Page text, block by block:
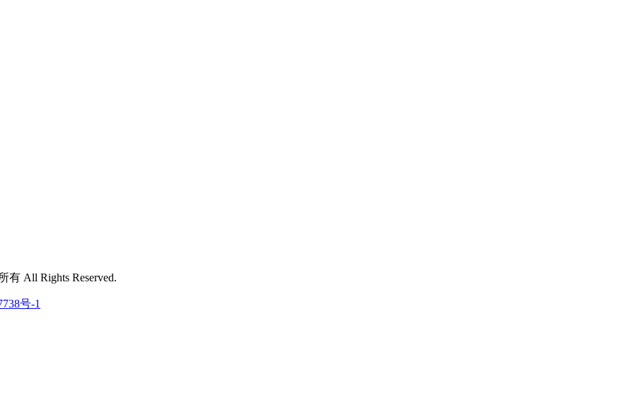
有 All Rights Reserved.
号-1